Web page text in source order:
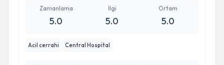
Zamanlama
5.0
İlgi
5.0
Ortam
5.0
Acil cerrahi Central Hospital